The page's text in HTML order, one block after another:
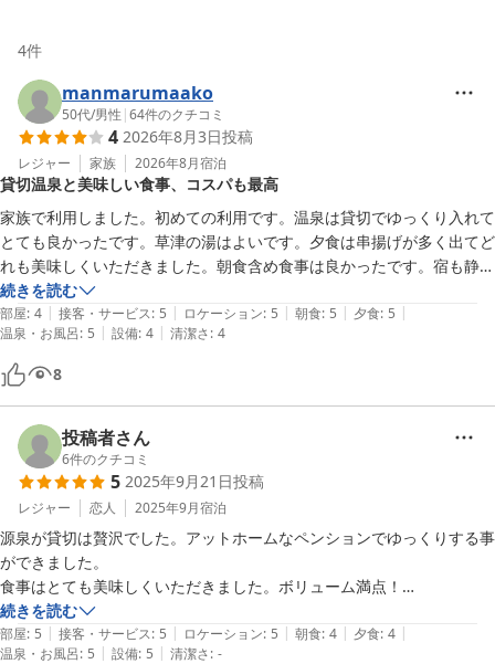
4件
manmarumaako
50代/男性 |64件のクチコミ
4 2026年8月3日投稿
レジャー 家族 2026年8月宿泊
貸切温泉と美味しい食事、コスパも最高
家族で利用しました。初めての利用です。温泉は貸切でゆっくり入れて
とても良かったです。草津の湯はよいです。夕食は串揚げが多く出てど
れも美味しくいただきました。朝食含め食事は良かったです。宿も静か
で良かったです。宿の方の対応も良かったです。この内容で料金も安く
また利用したいです。
続きを読む
部屋: 4 | 接客・サービス: 5 | ロケーション: 5 | 朝食: 5 | 夕食: 5 |
温泉・お風呂: 5 | 設備: 4 | 清潔さ: 4
8
投稿者さん
6件のクチコミ
5 2025年9月21日投稿
レジャー 恋人 2025年9月宿泊
源泉が貸切は贅沢でした。アットホームなペンションでゆっくりする事
ができました。
食事はとても美味しくいただきました。ボリューム満点！
お値段も含めて大満足です。
ふるさと納税を利用したのでお得感満載でした。
続きを読む
部屋: 5 | 接客・サービス: 5 | ロケーション: 5 | 朝食: 4 | 夕食: 4 |
温泉・お風呂: 5 | 設備: 5 | 清潔さ: -